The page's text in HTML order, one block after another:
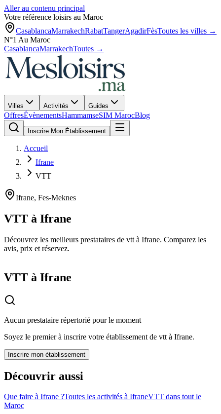
Aller au contenu principal
Votre référence loisirs au Maroc
CasablancaMarrakechRabatTangerAgadirFèsToutes les villes →
N°1 Au Maroc
CasablancaMarrakechToutes →
Villes Activités Guides
OffresÉvènementsHammamseSIM MarocBlog
Inscrire Mon Établissement
Accueil
Ifrane
VTT
Ifrane, Fes-Meknes
VTT à Ifrane
Découvrez les meilleurs prestataires de vtt à Ifrane. Comparez les
avis, prix et réservez.
VTT à Ifrane
Aucun prestataire répertorié pour le moment
Soyez le premier à inscrire votre établissement de vtt à Ifrane.
Inscrire mon établissement
Découvrir aussi
Que faire à Ifrane ?Toutes les activités à IfraneVTT dans tout le
Maroc